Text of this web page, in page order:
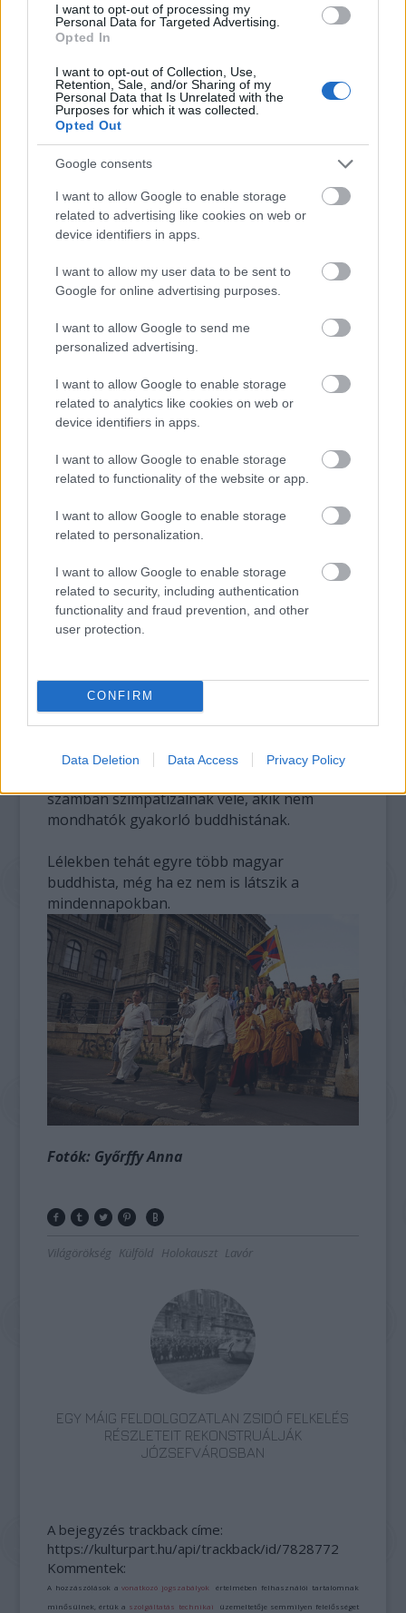
I want to opt-out of processing my
Personal Data for Targeted Advertising.
Opted In
I want to opt-out of Collection, Use,
Retention, Sale, and/or Sharing of my
Personal Data that Is Unrelated with the
Purposes for which it was collected.
Opted Out
Google consents
I want to allow Google to enable storage
related to advertising like cookies on web or
device identifiers in apps.
I want to allow my user data to be sent to
Google for online advertising purposes.
I want to allow Google to send me
personalized advertising.
I want to allow Google to enable storage
related to analytics like cookies on web or
device identifiers in apps.
I want to allow Google to enable storage
related to functionality of the website or app.
I want to allow Google to enable storage
related to personalization.
I want to allow Google to enable storage
related to security, including authentication
functionality and fraud prevention, and other
user protection.
CONFIRM
Data Deletion Data Access Privacy Policy
a tanítás átadása.”
javukra, a szerzetesek nem tiszteletdíjért
jöttek ide, számukra a mandalakészítés szent
aktus. A milliméteres mintákat végig
meditatív állapotban, mantrákat mormolva
állították elő finom reszelőik segítségével. A
elbeszélgettek a látogatókkal. Munkájukat
webkamerán nyomon lehetett követni a
www.imamalom.hu/mandala oldalon.
A mű már hétfő estére elkészült, kedden
egész nap teljes pompájában szemlélhették
az érdeklődők. A szertartásszerű szétsöprés
után megmaradt színes kőport a szerzetesek
a Lánchíd közelében a Dunába szórták. A
gyalogos menet a kínai nagykövetség
virágokat helyeztek el.
nemcsak vallás, hanem éleforma, filozófia is,
számban szimpatizálnak vele, akik nem
mondhatók gyakorló buddhistának.
Lélekben tehát egyre több magyar
buddhista, még ha ez nem is látszik a
mindennapokban.
Fotók: Győrffy Anna
Világörökség Külföld Holokauszt Lavór
EGY MÁIG FELDOLGOZATLAN ZSIDÓ FELKELÉS
RÉSZLETEIT REKONSTRUÁLJÁK
JÓZSEFVÁROSBAN
A bejegyzés trackback címe:
https://kulturpart.hu/api/trackback/id/7828772
Kommentek:
A hozzászólások avonatkozó jogszabályok értelmében felhasználói tartalomnak
minősülnek, értük a szolgáltatás technikai üzemeltetője semmilyen felelősséget